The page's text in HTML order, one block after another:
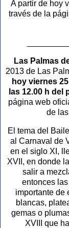
A partir de hoy
través de la
Las Palmas
2013 de Las
hoy viernes
las 12.00 h del
página web
de
El tema del
al Carnaval de
en el siglo XI,
XVII, en donde
salir a
entonces
importante de
blancas,
gemas o
XVIII que